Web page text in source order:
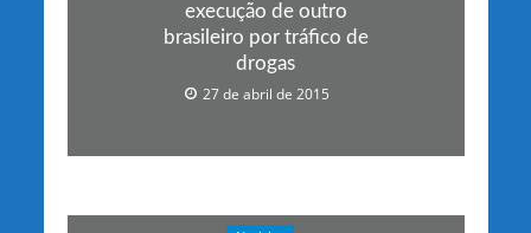
execução de outro
brasileiro por tráfico de
drogas
27 de abril de 2015